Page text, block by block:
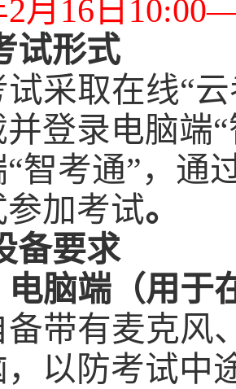
2月 16 日 10:00
试形式
采取在线“
登录电脑端“
“智考通”，通
参加考试。
备要求
电脑端（用于
备带有麦克风
以防考试中